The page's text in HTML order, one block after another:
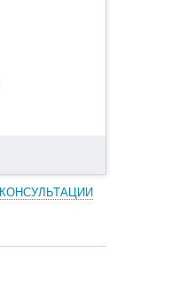
КОНСУЛЬТАЦИИ